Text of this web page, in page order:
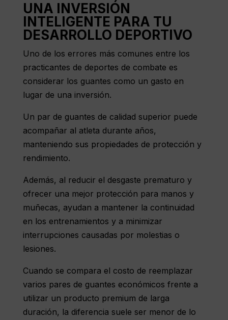
UNA INVERSIÓN
INTELIGENTE PARA TU
DESARROLLO DEPORTIVO
Uno de los errores más comunes entre los
practicantes de deportes de combate es
considerar los guantes como un gasto en
lugar de una inversión.
Un par de guantes de calidad superior puede
acompañar al atleta durante años,
manteniendo sus propiedades de protección y
rendimiento.
Además, al reducir el desgaste prematuro y
ofrecer una mejor protección para manos y
muñecas, ayudan a mantener la continuidad
en los entrenamientos y a minimizar
interrupciones causadas por molestias o
lesiones.
Cuando se compara el costo de reemplazar
varios pares de guantes económicos frente a
utilizar un producto premium de larga
duración, la diferencia suele ser menor de lo